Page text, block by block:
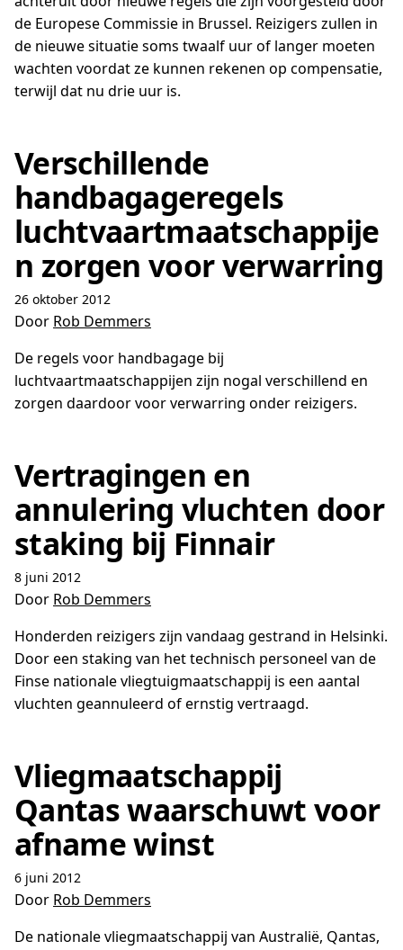
de Europese Commissie in Brussel. Reizigers zullen in
de nieuwe situatie soms twaalf uur of langer moeten
wachten voordat ze kunnen rekenen op compensatie,
terwijl dat nu drie uur is.
Verschillende
handbagageregels
luchtvaartmaatschappije
n zorgen voor verwarring
26 oktober 2012
Door Rob Demmers
De regels voor handbagage bij
luchtvaartmaatschappijen zijn nogal verschillend en
zorgen daardoor voor verwarring onder reizigers.
Vertragingen en
annulering vluchten door
staking bij Finnair
8 juni 2012
Door Rob Demmers
Honderden reizigers zijn vandaag gestrand in Helsinki.
Door een staking van het technisch personeel van de
Finse nationale vliegtuigmaatschappij is een aantal
vluchten geannuleerd of ernstig vertraagd.
Vliegmaatschappij
Qantas waarschuwt voor
afname winst
6 juni 2012
Door Rob Demmers
De nationale vliegmaatschappij van Australië, Qantas,